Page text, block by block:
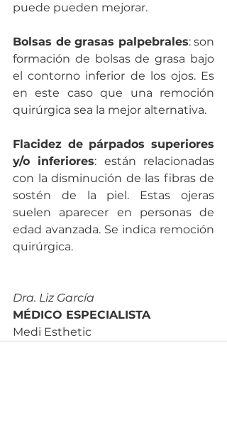
puede pueden mejorar.
Bolsas de grasas palpebrales: son
formación de bolsas de grasa bajo
el contorno inferior de los ojos. Es
en este caso que una remoción
quirúrgica sea la mejor alternativa.
Flacidez de párpados superiores
y/o inferiores: están relacionadas
con la disminución de las fibras de
sostén de la piel. Estas ojeras
suelen aparecer en personas de
edad avanzada. Se indica remoción
quirúrgica.
Dra. Liz García
MÉDICO ESPECIALISTA
Medi Esthetic